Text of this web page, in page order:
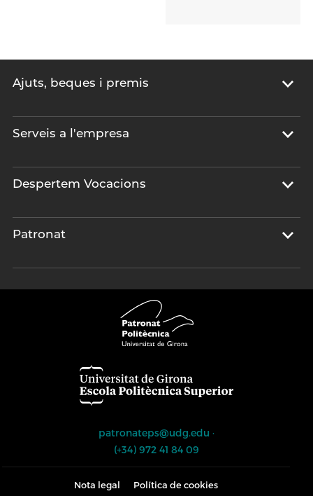
Ajuts, beques i premis
Serveis a l'empresa
Despertem Vocacions
Patronat
patronateps@udg.edu ·
(+34) 972 41 84 09
Nota legal Política de cookies